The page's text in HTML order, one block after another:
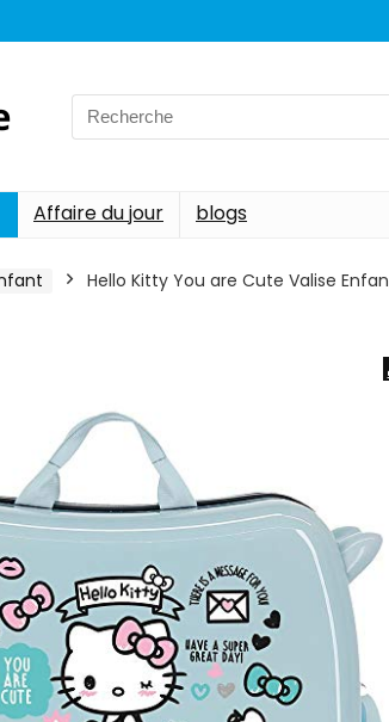
Search
for:
Affaire du jour blogs
Hello Kitty You are Cute Valise